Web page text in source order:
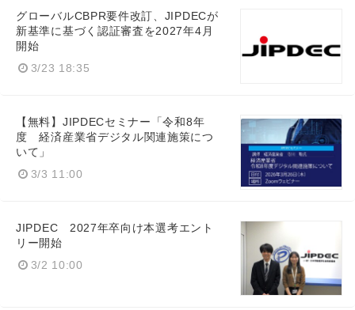
グローバルCBPR要件改訂、JIPDECが
新基準に基づく認証審査を2027年4月
開始
3/23 18:35
【無料】JIPDECセミナー「令和8年
度 経済産業省デジタル関連施策につ
いて」
3/3 11:00
JIPDEC 2027年卒向け本選考エント
リー開始
3/2 10:00